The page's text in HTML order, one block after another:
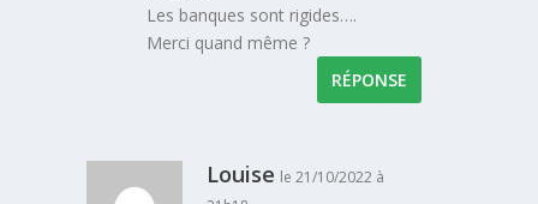
Les banques sont rigides….
Merci quand même ?
RÉPONSE
Louise le 21/10/2022 à